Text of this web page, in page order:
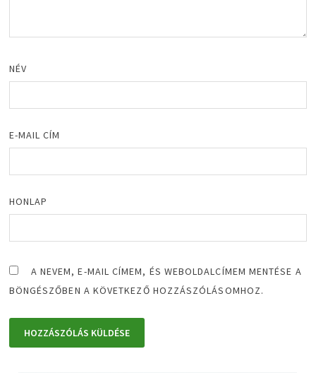
NÉV
E-MAIL CÍM
HONLAP
A NEVEM, E-MAIL CÍMEM, ÉS WEBOLDALCÍMEM MENTÉSE A
BÖNGÉSZŐBEN A KÖVETKEZŐ HOZZÁSZÓLÁSOMHOZ.